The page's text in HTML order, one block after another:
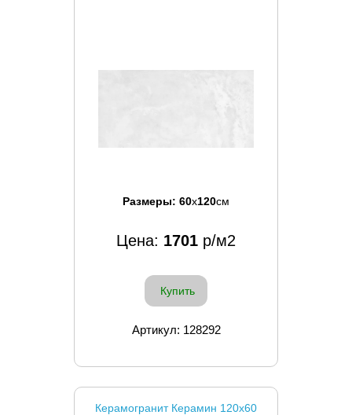
Размеры: 60x120см
Цена: 1701 р/м2
Купить
Артикул: 128292
Керамогранит Керамин 120x60